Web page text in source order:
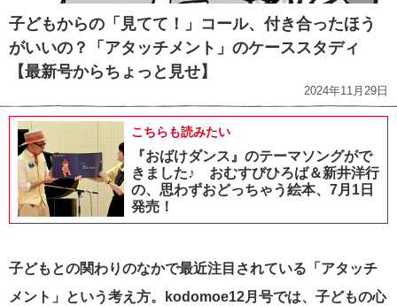
子どもからの「見てて！」コール、付き合ったほう
がいいの？「アタッチメント」のケーススタディ
【最新号からちょっと見せ】
2024年11月29日
こちらも読みたい
『おばけダンス』のテーマソングがで
きました♪ おむすびひろば＆新井洋行
の、思わずおどっちゃう絵本、7月1日
発売！
子どもとの関わりのなかで最近注目されている「アタッチ
メント」という考え方。kodomoe12月号では、子どもの心